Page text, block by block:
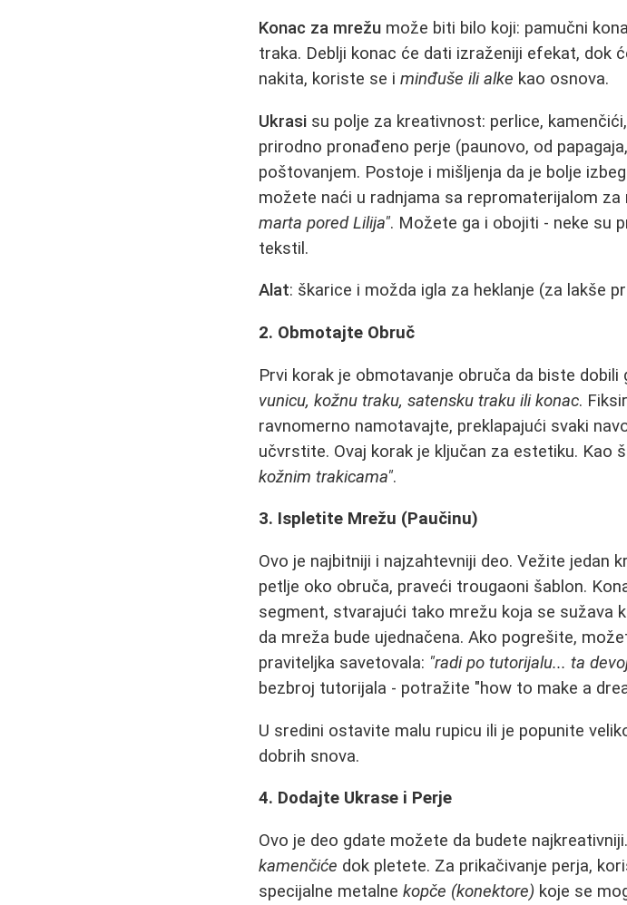
Konac za mrežu može biti bilo koji: pamučni
traka. Deblji konac će dati izraženiji efekat, dok
nakita, koriste se iminđuše ili alke kao osnova.
Ukrasi su polje za kreativnost: perlice,
prirodno pronađeno perje (paunovo, od
poštovanjem. Postoje i mišljenja da je bolje
možete naći u radnjama sa repromaterijalom za
marta pored Lilija". Možete ga i obojiti - neke su
tekstil.
Alat: škarice i možda igla za heklanje (za lakše
2. Obmotajte Obruč
Prvi korak je obmotavanje obruča da biste
vunicu, kožnu traku, satensku traku ili konac.
ravnomerno namotavajte, preklapajući svaki
učvrstite. Ovaj korak je ključan za estetiku. Kao
kožnim trakicama".
3. Ispletite Mrežu (Paučinu)
Ovo je najbitniji i najzahtevniji deo. Vežite jedan
petlje oko obruča, praveći trougaoni šablon.
segment, stvarajući tako mrežu koja se sužava
da mreža bude ujednačena. Ako pogrešite,
praviteljka savetovala: "radi po tutorijalu... ta
bezbroj tutorijala - potražite "how to make a
U sredini ostavite malu rupicu ili je popunite
dobrih snova.
4. Dodajte Ukrase i Perje
Ovo je deo gdate možete da budete
kamenčiće dok pletete. Za prikačivanje perja,
specijalne metalnekopče (konektore) koje se